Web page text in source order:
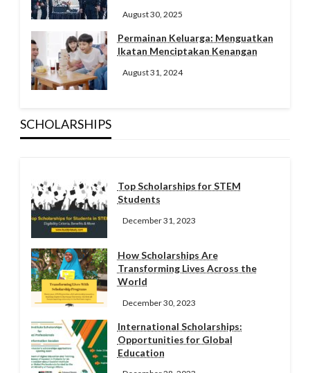
August 30, 2025
Permainan Keluarga: Menguatkan
Ikatan Menciptakan Kenangan
August 31, 2024
SCHOLARSHIPS
Top Scholarships for STEM
Students
December 31, 2023
How Scholarships Are
Transforming Lives Across the
World
December 30, 2023
International Scholarships:
Opportunities for Global
Education